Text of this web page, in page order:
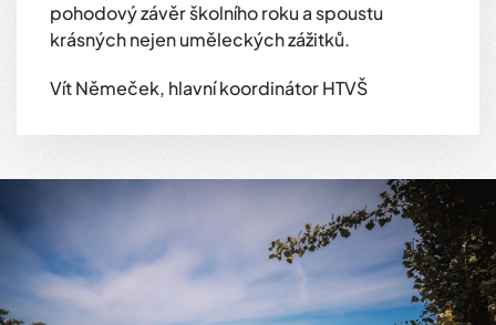
pohodový závěr školního roku a spoustu
krásných nejen uměleckých zážitků.
Vít Němeček, hlavní koordinátor HTVŠ